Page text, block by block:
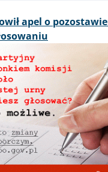
apel o